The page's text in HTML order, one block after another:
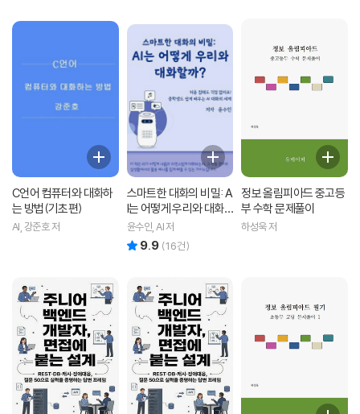
C언어 컴퓨터와 대화하
는 방법(기초편)
AI, 강준호 저
스마트한 대화의 비밀: A
I는 어떻게 우리와 대화
할까?
윤수인, AI 저
9.9 (16건)
정보 올림피아드 중고등
부 수학 문제풀이
하성욱 저